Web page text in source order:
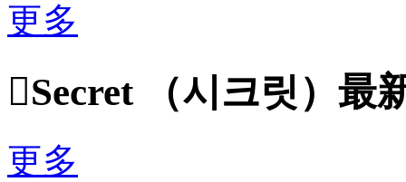
更多
Secret （시크릿）最
更多